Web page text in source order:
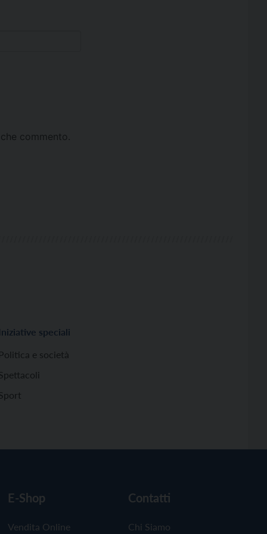
commento.
Iniziative speciali
Politica e società
E-Shop
Vendita Online
Contatti
Chi Siamo